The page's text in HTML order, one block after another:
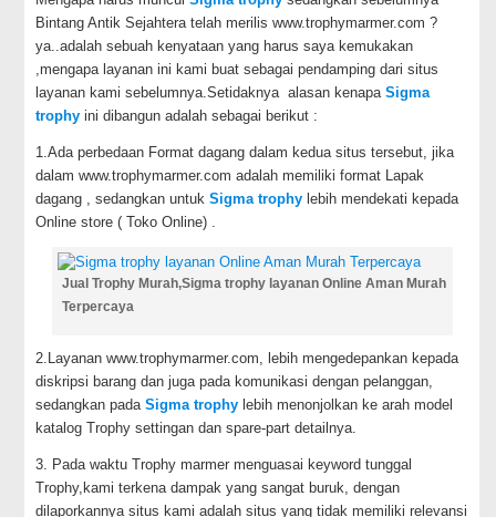
Bintang Antik Sejahtera telah merilis www.trophymarmer.com ?
ya..adalah sebuah kenyataan yang harus saya kemukakan
,mengapa layanan ini kami buat sebagai pendamping dari situs
layanan kami sebelumnya.Setidaknya alasan kenapaSigma
trophy ini dibangun adalah sebagai berikut :
1.Ada perbedaan Format dagang dalam kedua situs tersebut, jika
dalam www.trophymarmer.com adalah memiliki format Lapak
dagang , sedangkan untukSigma trophy lebih mendekati kepada
Online store ( Toko Online) .
Jual Trophy Murah,Sigma trophy layanan Online Aman Murah
Terpercaya
2.Layanan www.trophymarmer.com, lebih mengedepankan kepada
diskripsi barang dan juga pada komunikasi dengan pelanggan,
sedangkan padaSigma trophy lebih menonjolkan ke arah model
katalog Trophy settingan dan spare-part detailnya.
3. Pada waktu Trophy marmer menguasai keyword tunggal
Trophy,kami terkena dampak yang sangat buruk, dengan
dilaporkannya situs kami adalah situs yang tidak memiliki relevansi